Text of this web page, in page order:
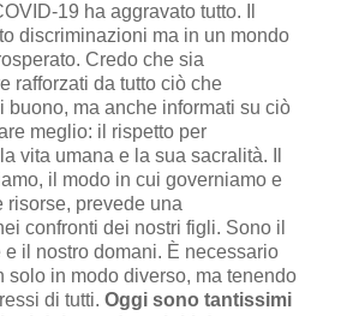
19 ha aggravato tutto. Il
discriminazioni ma in un mondo
Credo che sia
rafforzati da tutto ciò che
buono, ma anche informati su ciò
meglio: il rispetto per
vita umana e la sua sacralità. Il
il modo in cui governiamo e
risorse, prevede una
confronti dei nostri figli. Sono il
e il nostro domani. È necessario
solo in modo diverso, ma tenendo
di tutti. Oggi sono tantissimi